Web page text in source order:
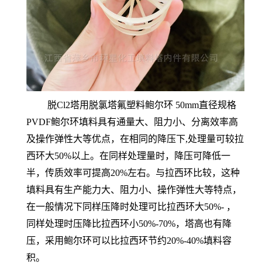
脱Cl2塔用脱氯塔氟塑料鲍尔环 50mm直径规格
PVDF鲍尔环填料具有通量大、阻力小、分离效率高
及操作弹性大等优点，在相同的降压下,处理量可较拉
西环大50%以上。在同样处理量时，降压可降低一
半，传质效率可提高20%左右。与拉西环比较，这种
填料具有生产能力大、阻力小、操作弹性大等特点，
在一般情况下同样压降时处理可比拉西环大50%- ，
同样处理时压降比拉西环小50%-70%，塔高也有降
压，采用鲍尔环可以比拉西环节约20%-40%填料容
积。